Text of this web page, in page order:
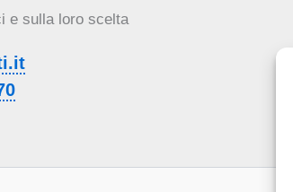
e sulla loro scelta